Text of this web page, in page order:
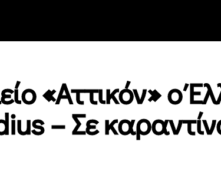
«Αττικόν» ο
– Σε